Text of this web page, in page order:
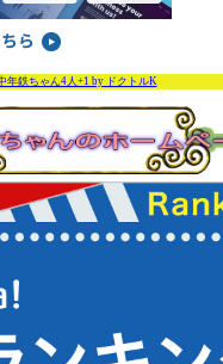
年鉄ちゃん4人+1 by ドクトルK